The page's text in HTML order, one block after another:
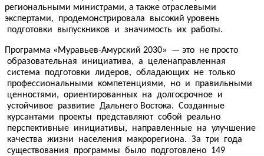
региональными министрами, а также отраслевыми
экспертами, продемонстрировала высокий уровень
подготовки выпускников и значимость их работы.
Программа «Муравьев-Амурский 2030» — это не просто
образовательная инициатива, а целенаправленная
система подготовки лидеров, обладающих не только
профессиональными компетенциями, но и правильными
ценностями, ориентированных на долгосрочное и
устойчивое развитие Дальнего Востока. Созданные
курсантами проекты представляют собой реально
перспективные инициативы, направленные на улучшение
качества жизни населения макрорегиона. За три года
существования программы было подготовлено 149